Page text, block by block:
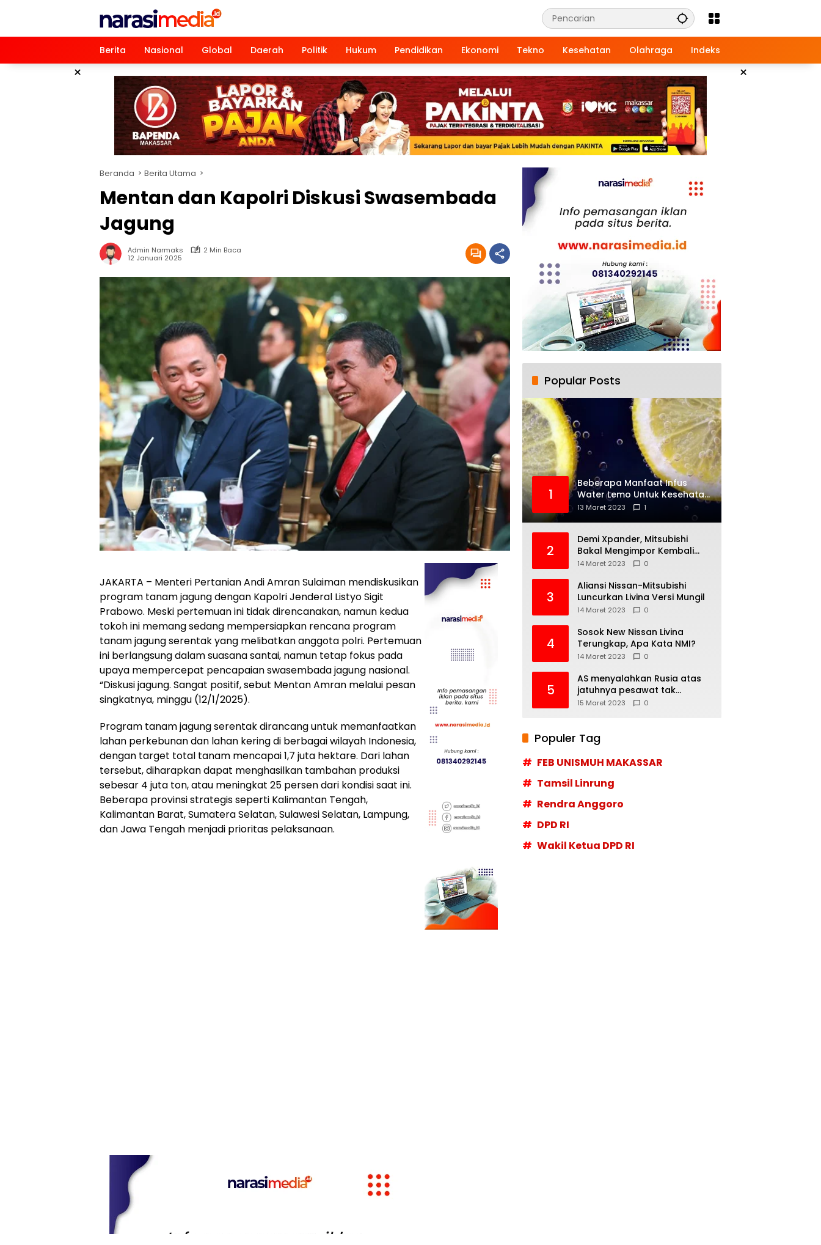
Berita
Nasional Global Daerah Politik Hukum Pendidikan Ekonomi Tekno Kesehatan Olahraga Indeks
× ×
Beranda Berita Utama
Mentan dan Kapolri Diskusi Swasembada
Jagung
Admin Narmaks
2 Min Baca
12 Januari 2025
JAKARTA – Menteri Pertanian Andi Amran Sulaiman mendiskusikan
program tanam jagung dengan Kapolri Jenderal Listyo Sigit
Prabowo. Meski pertemuan ini tidak direncanakan, namun kedua
tokoh ini memang sedang mempersiapkan rencana program
tanam jagung serentak yang melibatkan anggota polri. Pertemuan
ini berlangsung dalam suasana santai, namun tetap fokus pada
upaya mempercepat pencapaian swasembada jagung nasional.
“Diskusi jagung. Sangat positif, sebut Mentan Amran melalui pesan
singkatnya, minggu (12/1/2025).
Program tanam jagung serentak dirancang untuk memanfaatkan
lahan perkebunan dan lahan kering di berbagai wilayah Indonesia,
dengan target total tanam mencapai 1,7 juta hektare. Dari lahan
tersebut, diharapkan dapat menghasilkan tambahan produksi
sebesar 4 juta ton, atau meningkat 25 persen dari kondisi saat ini.
Beberapa provinsi strategis seperti Kalimantan Tengah,
Kalimantan Barat, Sumatera Selatan, Sulawesi Selatan, Lampung,
dan Jawa Tengah menjadi prioritas pelaksanaan.
Popular Posts
1
Beberapa Manfaat Infus
Water Lemo Untuk Kesehatan
Anda
13 Maret 2023 1
2
Demi Xpander, Mitsubishi
Bakal Mengimpor Kembali
Pajero Sport
14 Maret 2023 0
3
Aliansi Nissan-Mitsubishi
Luncurkan Livina Versi Mungil
14 Maret 2023 0
4
Sosok New Nissan Livina
Terungkap, Apa Kata NMI?
14 Maret 2023 0
5
AS menyalahkan Rusia atas
jatuhnya pesawat tak
berawak di Laut Hitam,
15 Maret 2023 0
Populer Tag
FEB UNISMUH MAKASSAR
Tamsil Linrung
Rendra Anggoro
DPD RI
Wakil Ketua DPD RI